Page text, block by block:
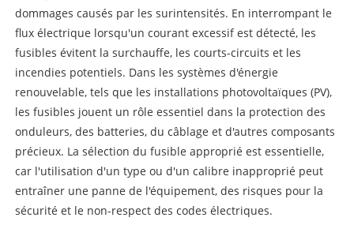
dommages causés par les surintensités. En interrompant le
flux électrique lorsqu'un courant excessif est détecté, les
fusibles évitent la surchauffe, les courts-circuits et les
incendies potentiels. Dans les systèmes d'énergie
renouvelable, tels que les installations photovoltaïques (PV),
les fusibles jouent un rôle essentiel dans la protection des
onduleurs, des batteries, du câblage et d'autres composants
précieux. La sélection du fusible approprié est essentielle,
car l'utilisation d'un type ou d'un calibre inapproprié peut
entraîner une panne de l'équipement, des risques pour la
sécurité et le non-respect des codes électriques.